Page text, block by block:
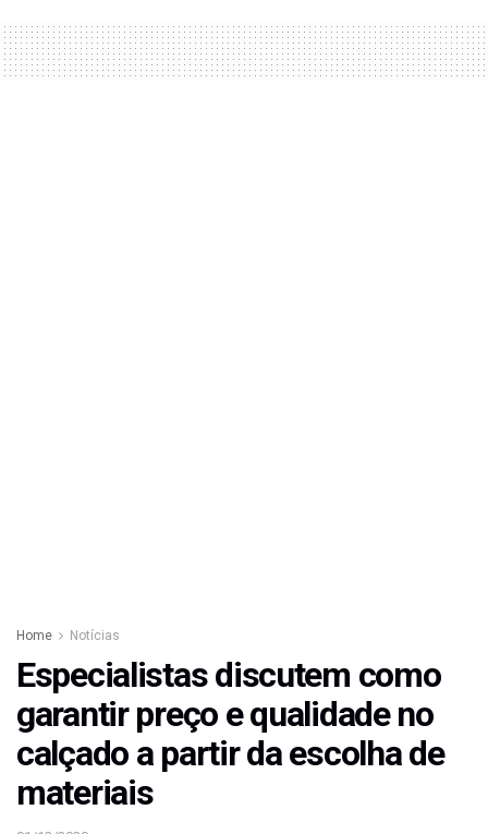
Home Notícias
Especialistas discutem como
garantir preço e qualidade no
calçado a partir da escolha de
materiais